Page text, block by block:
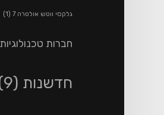
גלקסי ווטש אולטרה 7 (1)
חברות טכנולוגיות
חדשנות (9)